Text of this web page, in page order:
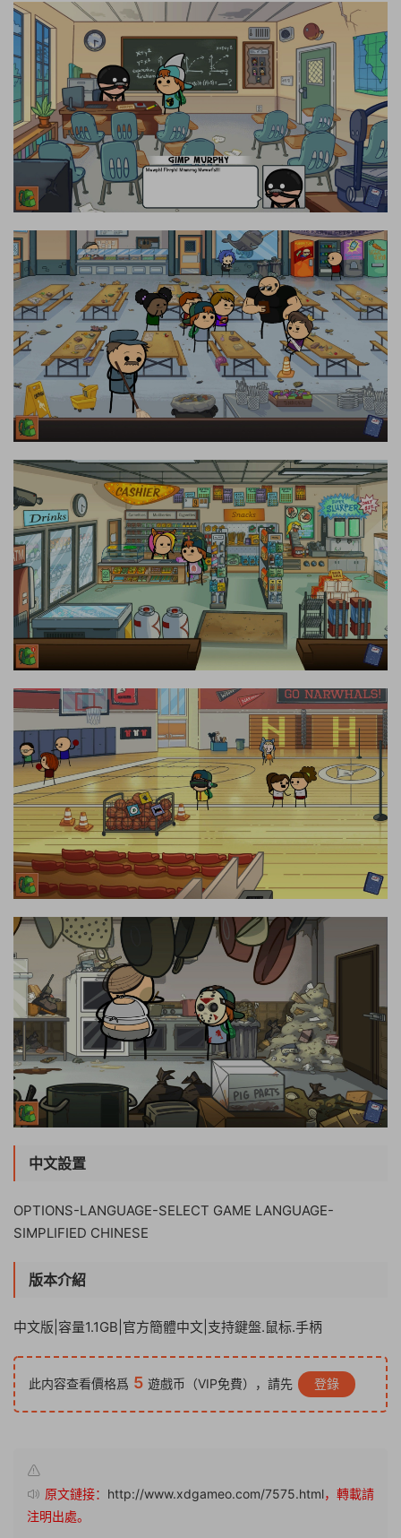
中文設置
OPTIONS-LANGUAGE-SELECT GAME LANGUAGE-
SIMPLIFIED CHINESE
版本介紹
中文版|容量1.1GB|官方簡體中文|支持鍵盤.鼠标.手柄
此内容查看價格爲 5 遊戲币（VIP免費），請先 登錄
原文鏈接： http://www.xdgameo.com/7575.html，轉載請
注明出處。